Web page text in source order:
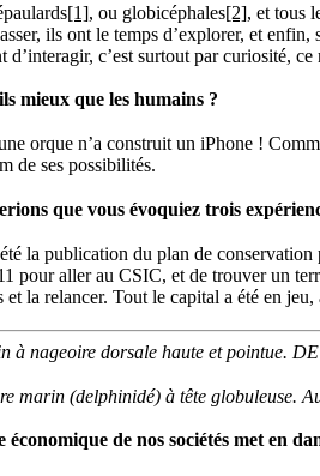
[1], ou globicéphales[2], et tous
ils ont le temps d’explorer, et
d’interagir, c’est surtout par curiosité,
mieux que les humains ?
orque n’a construit un iPhone !
de ses possibilités.
que vous évoquiez trois
la publication du plan de
pour aller au CSIC, et de trouver un
et la relancer. Tout le capital a été en jeu,
à nageoire dorsale haute et pointue.
marin (delphinidé) à tête globuleuse.
économique de nos sociétés met en